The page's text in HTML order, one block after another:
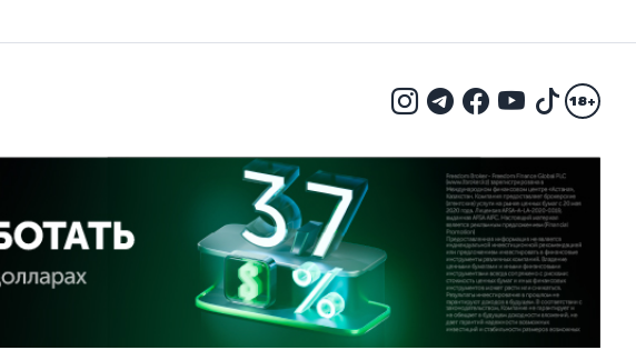
18+